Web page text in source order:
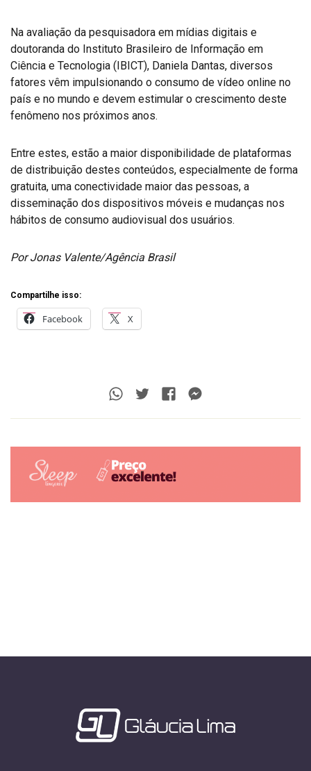
Na avaliação da pesquisadora em mídias digitais e
doutoranda do Instituto Brasileiro de Informação em
Ciência e Tecnologia (IBICT), Daniela Dantas, diversos
fatores vêm impulsionando o consumo de vídeo online no
país e no mundo e devem estimular o crescimento deste
fenômeno nos próximos anos.
Entre estes, estão a maior disponibilidade de plataformas
de distribuição destes conteúdos, especialmente de forma
gratuita, uma conectividade maior das pessoas, a
disseminação dos dispositivos móveis e mudanças nos
hábitos de consumo audiovisual dos usuários.
Por Jonas Valente/Agência Brasil
Compartilhe isso:
Facebook X
Whatsapp
TwitterFacebook